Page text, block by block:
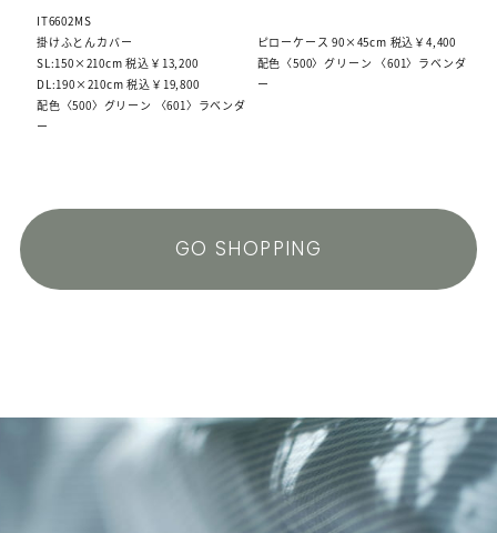
IT6602MS
掛けふとんカバー
SL:150×210cm 税込￥13,200
DL:190×210cm 税込￥19,800
配色〈500〉グリーン 〈601〉ラベンダ
ー
ピローケース 90×45cm 税込￥4,400
配色〈500〉グリーン 〈601〉ラベンダ
ー
GO SHOPPING